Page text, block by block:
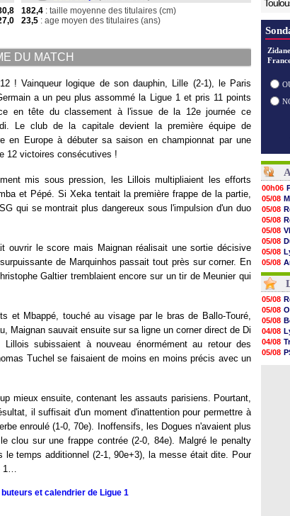
182,4 : taille moyenne des titulaires (cm)
23,5 : age moyen des titulaires (ans)
DU MATCH
! Vainqueur logique de son dauphin, Lille (2-1), le Paris
a un peu plus assommé la Ligue 1 et pris 11 points
en tête du classement à l'issue de la 12e journée ce
Le club de la capitale devient la première équipe de
en Europe à débuter sa saison en championnat par une
12 victoires consécutives !
mis sous pression, les Lillois multipliaient les efforts
et Pépé. Si Xeka tentait la première frappe de la partie,
qui se montrait plus dangereux sous l'impulsion d'un duo
ouvrir le score mais Maignan réalisait une sortie décisive
de Marquinhos passait tout près sur corner. En
Galtier tremblaient encore sur un tir de Meunier qui
et Mbappé, touché au visage par le bras de Ballo-Touré,
Maignan sauvait ensuite sur sa ligne un corner direct de Di
subissaient à nouveau énormément au retour des
Tuchel se faisaient de moins en moins précis avec un
mieux ensuite, contenant les assauts parisiens. Pourtant,
il suffisait d'un moment d'inattention pour permettre à
enroulé (1-0, 70e). Inoffensifs, les Dogues n'avaient plus
clou sur une frappe contrée (2-0, 84e). Malgré le penalty
le temps additionnel (2-1, 90e+3), la messe était dite. Pour
1…
et calendrier de Ligue 1
00h06
05/08
05/08
05/08
05/08
05/08
05/08
05/08
05/08
05/08
05/08
05/08
05/08
05/08
05/08
05/08
05/08
05/08
05/08
05/08
04/08
04/08
05/08